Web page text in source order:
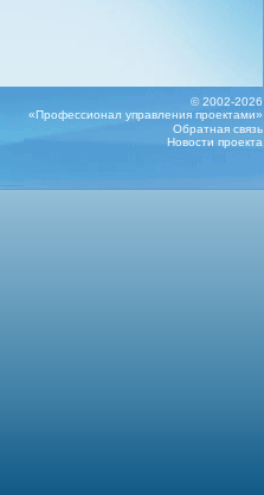
© 2002-2026
«Профессионал управления проектами»
Обратная связь
Новости проекта